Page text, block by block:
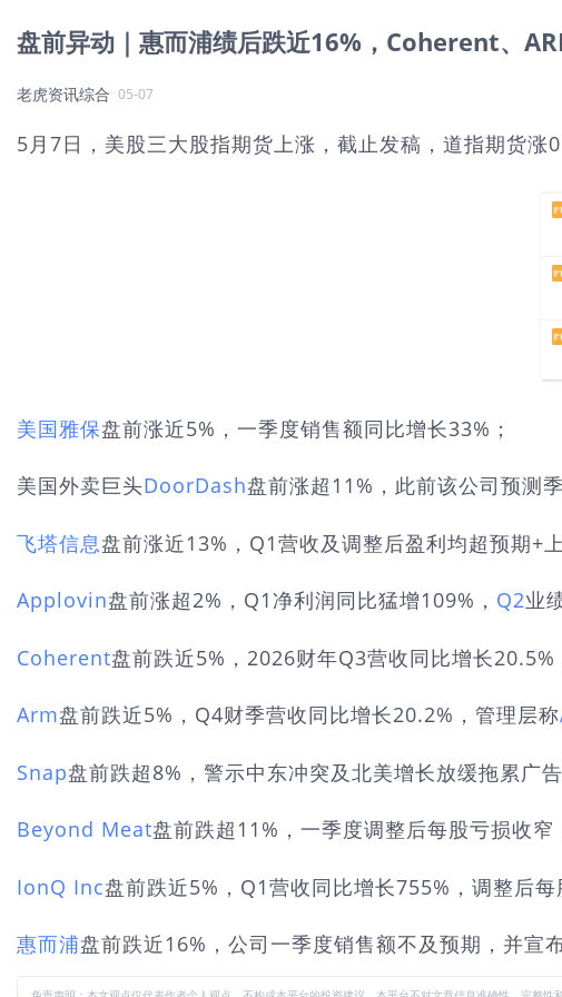
盘前异动｜惠而浦绩后跌近16%，Coherent、
老虎资讯综合 05-07
5月7日，美股三大股指期货上涨，截止发稿，道指期货
美国雅保盘前涨近5%，一季度销售额同比增长33%；
美国外卖巨头DoorDash盘前涨超11%，此前该公司预测
飞塔信息盘前涨近13%，Q1营收及调整后盈利均超预期+
Applovin盘前涨超2%，Q1净利润同比猛增109%， Q2业
Coherent盘前跌近5%，2026财年Q3营收同比增长20.5%
Arm盘前跌近5%，Q4财季营收同比增长20.2%，管理层称
Snap盘前跌超8%，警示中东冲突及北美增长放缓拖累广告
Beyond Meat盘前跌超11%，一季度调整后每股亏损收窄
IonQ Inc盘前跌近5%，Q1营收同比增长755%，调整后每
惠而浦盘前跌近16%，公司一季度销售额不及预期，并宣